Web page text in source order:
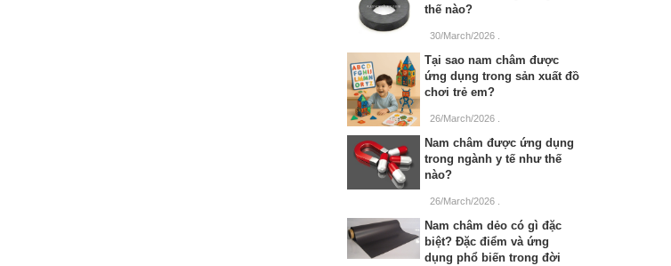
thế nào?
30/March/2026
Tại sao nam châm được
ứng dụng trong sản xuất đồ
chơi trẻ em?
26/March/2026
Nam châm được ứng dụng
trong ngành y tế như thế
nào?
26/March/2026
Nam châm dẻo có gì đặc
biệt? Đặc điểm và ứng
dụng phổ biến trong đời